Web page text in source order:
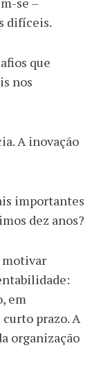
difíceis.
que
nos
A inovação
importantes
dez anos?
motivar
em
prazo. A
organização